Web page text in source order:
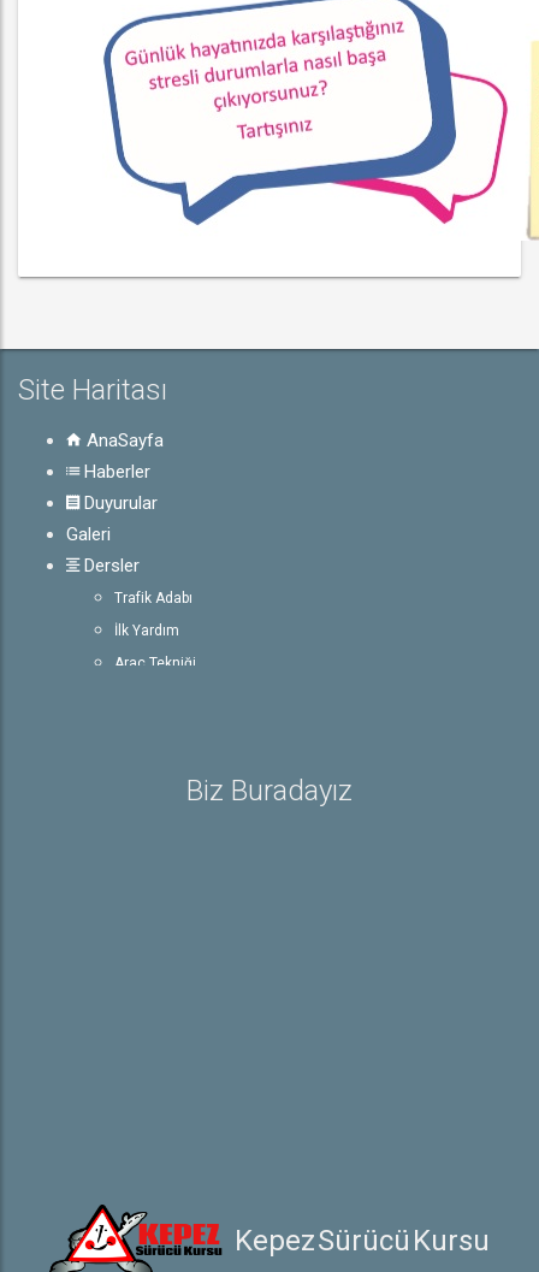
Site Haritası
AnaSayfa
Haberler
Duyurular
Galeri
Dersler
Trafik Adabı
İlk Yardım
Araç Tekniği
Ehliyet ile İlgili BilgilerBiz Buradayız
Kepez Sürücü Kursu